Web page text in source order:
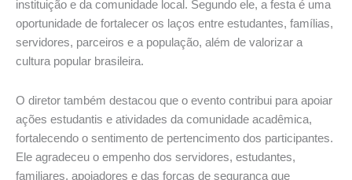
instituição e da comunidade local. Segundo ele, a festa é uma
oportunidade de fortalecer os laços entre estudantes, famílias,
servidores, parceiros e a população, além de valorizar a
cultura popular brasileira.
O diretor também destacou que o evento contribui para apoiar
ações estudantis e atividades da comunidade acadêmica,
fortalecendo o sentimento de pertencimento dos participantes.
Ele agradeceu o empenho dos servidores, estudantes,
familiares, apoiadores e das forças de segurança que